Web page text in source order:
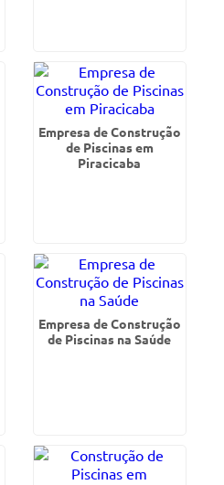
Empresa de Construção
de Piscinas em
Piracicaba
Empresa de Construção
de Piscinas na Saúde